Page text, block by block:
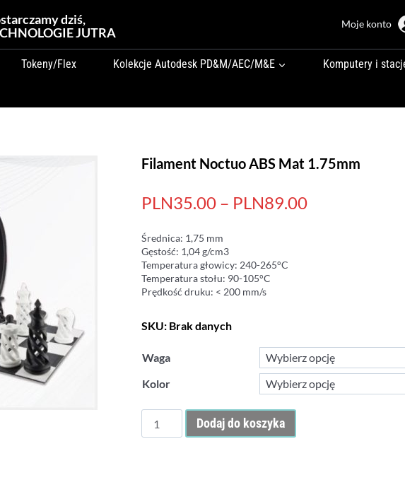
dziś,
JUTRA
Moje konto
Tokeny/Flex Kolekcje Autodesk PD&M/AEC/M&E Komputery i
Filament Noctuo ABS Mat 1.75mm
PLN35.00 – PLN89.00
Średnica: 1,75 mm
Gęstość: 1,04 g/cm3
Temperatura głowicy: 240-265°C
Temperatura stołu: 90-105°C
Prędkość druku: < 200 mm/s
SKU: Brak danych
Waga
Kolor
Filament
Dodaj do koszyka